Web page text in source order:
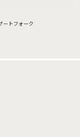
ートフォーク